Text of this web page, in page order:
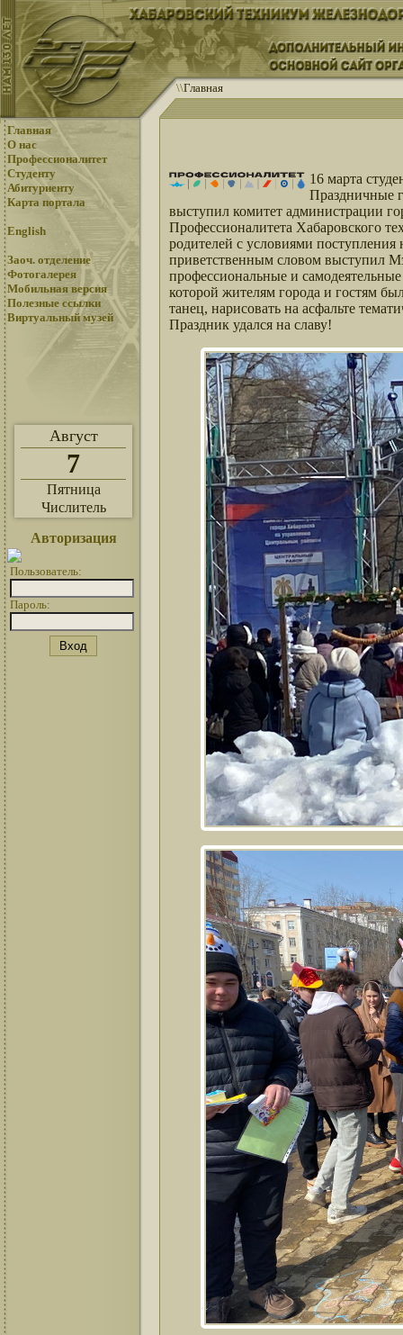
\\Главная
Главная
О нас
Профессионалитет
Студенту
Абитуриенту
Карта портала
English
Заоч. отделение
Фотогалерея
Мобильная версия
Полезные ссылки
Виртуальный музей
Август
7
Пятница
Числитель
Авторизация
Пользователь:
Пароль:
16 марта
Праздничные
выступил комитет администрации
Профессионалитета Хабаровского
родителей с условиями
приветственным словом выступил
профессиональные и
которой жителям города и гостям
танец, нарисовать на асфальте
Праздник удался на славу!